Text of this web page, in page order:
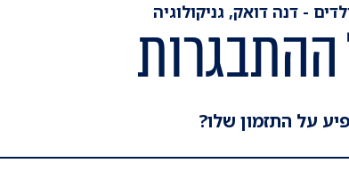
- דנה דואק, גניקולוגיה
ההתבגרות
על התזמון שלו?